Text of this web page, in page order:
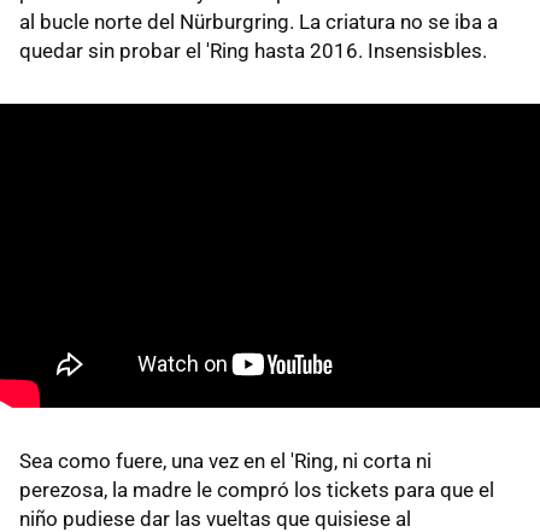
al bucle norte del Nürburgring. La criatura no se iba a
quedar sin probar el 'Ring hasta 2016. Insensisbles.
Sea como fuere, una vez en el 'Ring, ni corta ni
perezosa, la madre le compró los tickets para que el
niño pudiese dar las vueltas que quisiese al